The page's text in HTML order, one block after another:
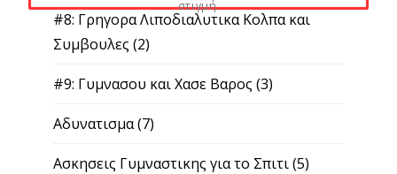
#8: Γρηγορα Λιποδιαλυτικα Κολπα και
Συμβουλες (2)
#9: Γυμνασου και Χασε Βαρος (3)
Αδυνατισμα(7)
Ασκησεις Γυμναστικης για το Σπιτι(5)
στιγμή.